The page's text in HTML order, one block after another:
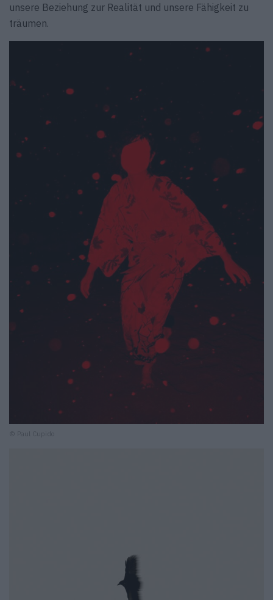
unsere Beziehung zur Realität und unsere Fähigkeit zu
träumen.
© Paul Cupido